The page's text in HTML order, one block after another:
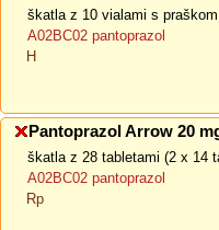
škatla z 10 vialami s praškom
A02BC02 pantoprazol
H
Pantoprazol Arrow 20
škatla z 28 tabletami (2 x 14
A02BC02 pantoprazol
Rp